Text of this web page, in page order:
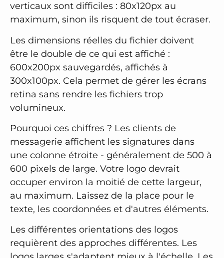
verticaux sont difficiles : 80x120px au
maximum, sinon ils risquent de tout écraser.
Les dimensions réelles du fichier doivent
être le double de ce qui est affiché :
600x200px sauvegardés, affichés à
300x100px. Cela permet de gérer les écrans
retina sans rendre les fichiers trop
volumineux.
Pourquoi ces chiffres ? Les clients de
messagerie affichent les signatures dans
une colonne étroite - généralement de 500 à
600 pixels de large. Votre logo devrait
occuper environ la moitié de cette largeur,
au maximum. Laissez de la place pour le
texte, les coordonnées et d'autres éléments.
Les différentes orientations des logos
requièrent des approches différentes. Les